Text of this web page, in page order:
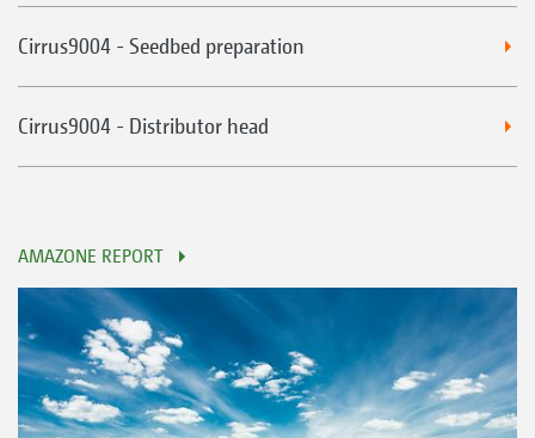
Cirrus9004 - Seedbed preparation
Cirrus9004 - Distributor head
AMAZONE REPORT